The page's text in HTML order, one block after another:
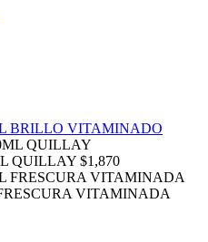
QUILLAY $1,870
VITAMINADA